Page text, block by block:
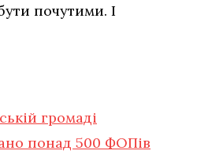
почутими. І
громаді
понад 500 ФОПів